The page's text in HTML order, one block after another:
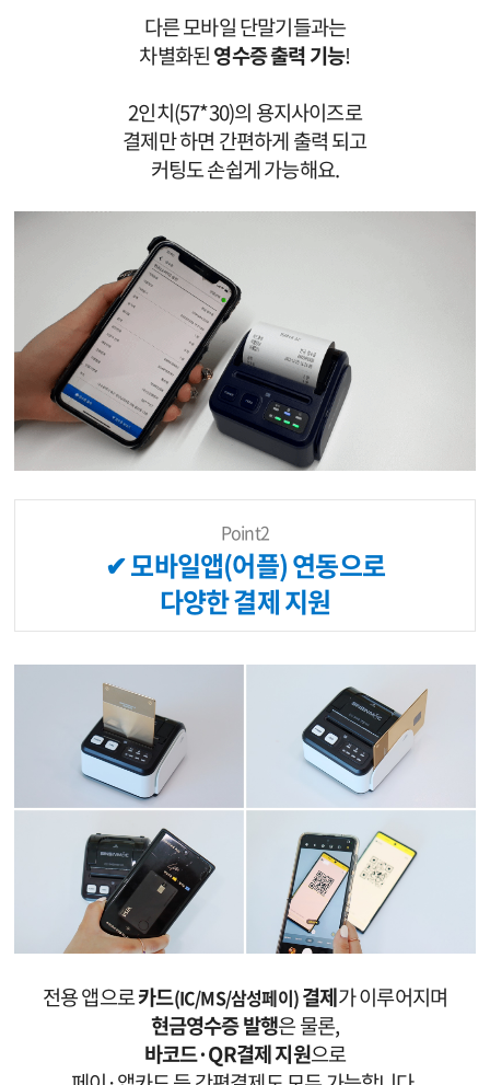
다른 모바일 단말기들과는
차별화된영수증 출력 기능!
2인치(57*30)의 용지사이즈로
결제만 하면 간편하게 출력 되고
커팅도 손쉽게 가능해요.
Point2
✔ 모바일앱(어플) 연동으로
다양한 결제 지원
전용 앱으로카드(IC/MS/삼성페이)결제가 이루어지며
현금영수증 발행은 물론,
바코드·QR결제 지원으로